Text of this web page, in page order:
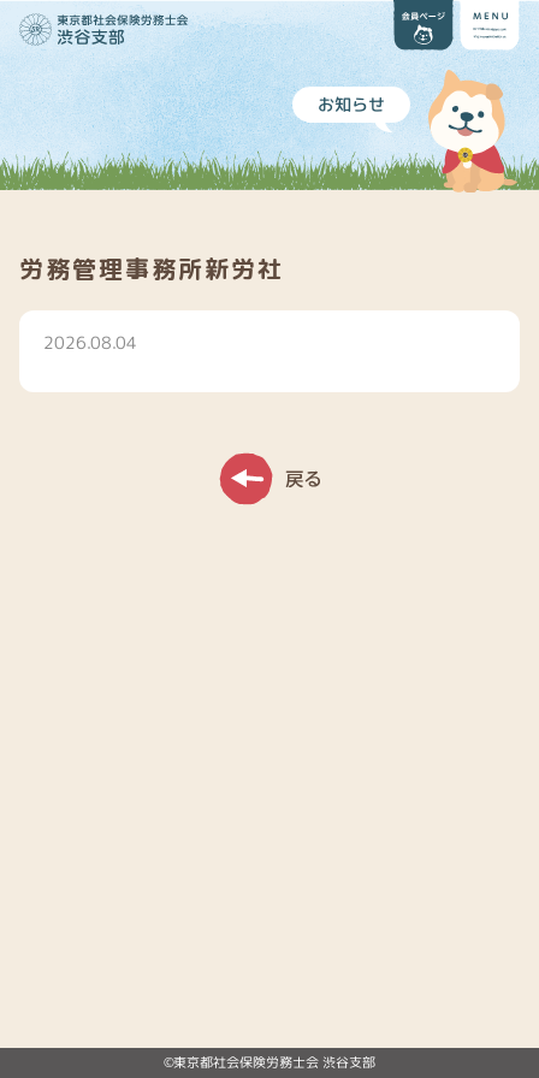
お知らせ
労務管理事務所新労社
2026.08.04
©東京都社会保険労務士会 渋谷支部